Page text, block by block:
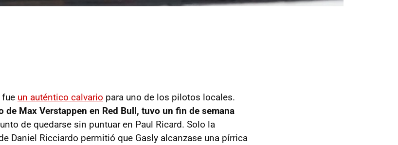
fue un auténtico calvario para uno de los pilotos locales.
de Max Verstappen en Red Bull, tuvo un fin de semana
de quedarse sin puntuar en Paul Ricard. Solo la
Daniel Ricciardo permitió que Gasly alcanzase una pírrica